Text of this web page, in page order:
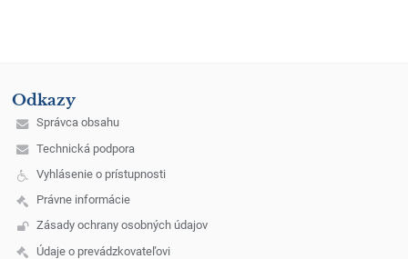
Odkazy
Správca obsahu
Technická podpora
Vyhlásenie o prístupnosti
Právne informácie
Zásady ochrany osobných údajov
Údaje o prevádzkovateľovi